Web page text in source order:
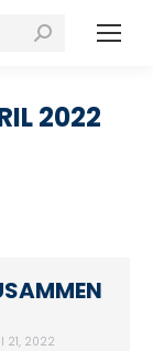
2022
21, 2022